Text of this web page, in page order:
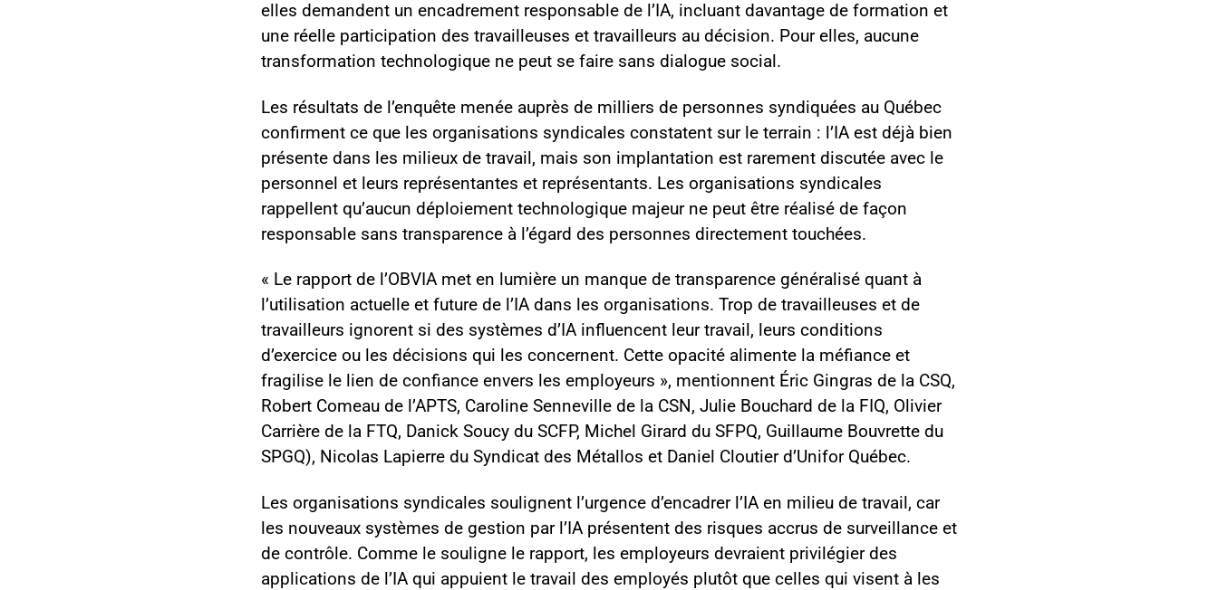
elles demandent un encadrement responsable de l’IA, incluant davantage de formation et
une réelle participation des travailleuses et travailleurs au décision. Pour elles, aucune
transformation technologique ne peut se faire sans dialogue social.
Les résultats de l’enquête menée auprès de milliers de personnes syndiquées au Québec
confirment ce que les organisations syndicales constatent sur le terrain : l’IA est déjà bien
présente dans les milieux de travail, mais son implantation est rarement discutée avec le
personnel et leurs représentantes et représentants. Les organisations syndicales
rappellent qu’aucun déploiement technologique majeur ne peut être réalisé de façon
responsable sans transparence à l’égard des personnes directement touchées.
« Le rapport de l’OBVIA met en lumière un manque de transparence généralisé quant à
l’utilisation actuelle et future de l’IA dans les organisations. Trop de travailleuses et de
travailleurs ignorent si des systèmes d’IA influencent leur travail, leurs conditions
d’exercice ou les décisions qui les concernent. Cette opacité alimente la méfiance et
fragilise le lien de confiance envers les employeurs », mentionnent Éric Gingras de la CSQ,
Robert Comeau de l’APTS, Caroline Senneville de la CSN, Julie Bouchard de la FIQ, Olivier
Carrière de la FTQ, Danick Soucy du SCFP, Michel Girard du SFPQ, Guillaume Bouvrette du
SPGQ), Nicolas Lapierre du Syndicat des Métallos et Daniel Cloutier d’Unifor Québec.
Les organisations syndicales soulignent l’urgence d’encadrer l’IA en milieu de travail, car
les nouveaux systèmes de gestion par l’IA présentent des risques accrus de surveillance et
de contrôle. Comme le souligne le rapport, les employeurs devraient privilégier des
applications de l’IA qui appuient le travail des employés plutôt que celles qui visent à les